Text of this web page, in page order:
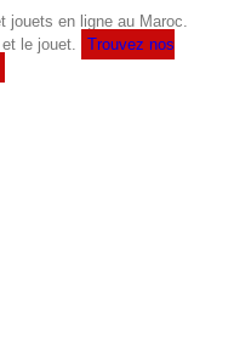
jouets en ligne au Maroc.
le jouet.
Trouvez nos